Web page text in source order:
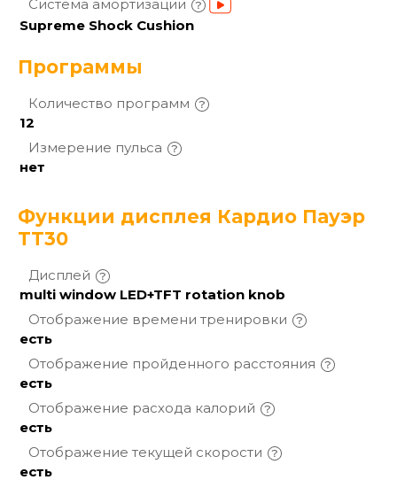
Система амортизации
Supreme Shock Cushion
Программы
Количество программ
12
Измерение пульса
нет
Функции дисплея Кардио Пауэр
TT30
Дисплей
multi window LED+TFT rotation knob
Отображение времени тренировки
есть
Отображение пройденного расстояния
есть
Отображение расхода калорий
есть
Отображение текущей скорости
есть